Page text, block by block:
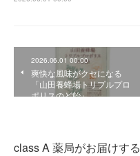
2026.06.01 00:00
爽快な風味がクセになる
「山田養蜂場トリプルプロ
ポリスのど飴」
class A 薬局がお届けする